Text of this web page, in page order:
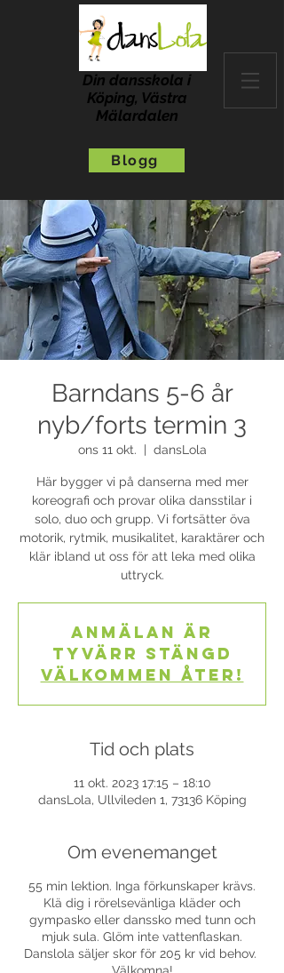
Din dansskola i
Köping, Västra
Mälardalen
Blogg
Barndans 5-6 år
nyb/forts termin 3
ons 11 okt. dansLola
Här bygger vi på danserna med mer
koreografi och provar olika dansstilar i
solo, duo och grupp. Vi fortsätter öva
motorik, rytmik, musikalitet, karaktärer och
klär ibland ut oss för att leka med olika
uttryck.
Anmälan är
tyvärr stängd
Välkommen åter!
Tid och plats
11 okt. 2023 17:15 – 18:10
dansLola, Ullvileden 1, 73136 Köping
Om evenemanget
55 min lektion. Inga förkunskaper krävs.
Klä dig i rörelsevänliga kläder och
gympasko eller danssko med tunn och
mjuk sula. Glöm inte vattenflaskan.
Danslola säljer skor för 205 kr vid behov.